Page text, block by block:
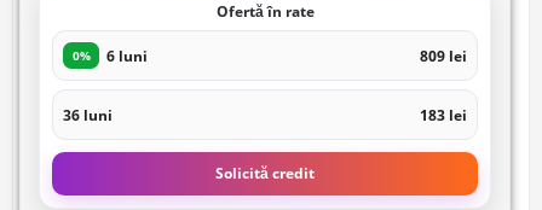
Ofertă în rate
0% 6 luni 809 lei
36 luni 183 lei
Solicită credit